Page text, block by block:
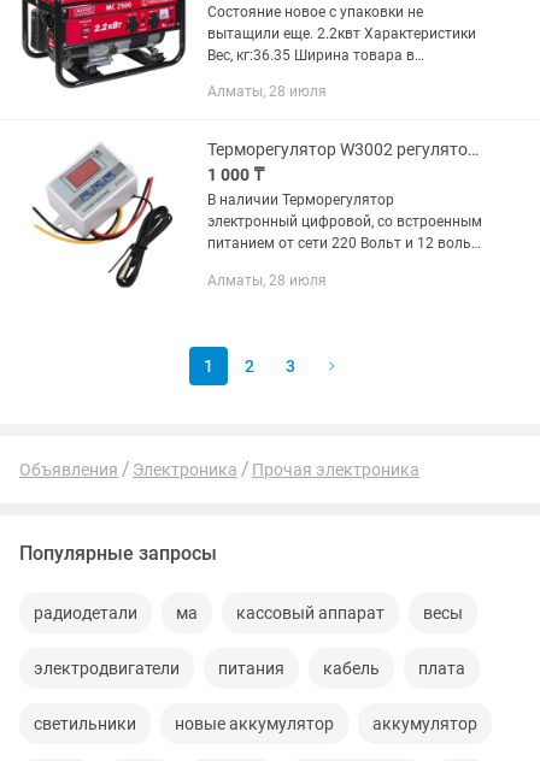
Состояние новое с упаковки не
вытащили еще. 2.2квт Характеристики
Вес, кг:36.35 Ширина товара в
Высота товара в индивидуальной
Алматы, 28 июля
Терморегулятор W3002 регулятор температуры термостат
1 000 ₸
В наличии Терморегулятор
электронный цифровой, со встроенным
питанием от сети 220 Вольт и 12 вольт.
-50 до +110 С Датчик
Алматы, 28 июля
1 2 3
Объявления Электроника Прочая электроника
Популярные запросы
радиодетали ма кассовый аппарат весы
электродвигатели питания кабель плата
светильники новые аккумулятор аккумулятор